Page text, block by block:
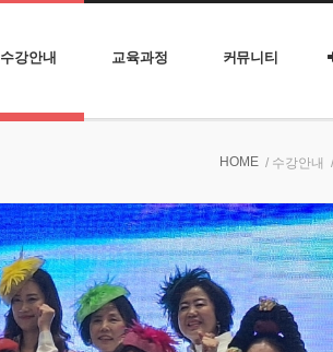
수강안내 교육과정 커뮤니티
HOME / 수강안내